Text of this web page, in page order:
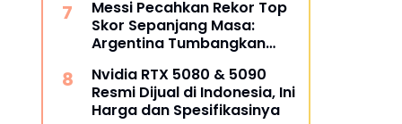
Messi Pecahkan Rekor Top
Skor Sepanjang Masa:
Argentina Tumbangkan
2026
Nvidia RTX 5080 & 5090
Resmi Dijual di Indonesia, Ini
Harga dan Spesifikasinya